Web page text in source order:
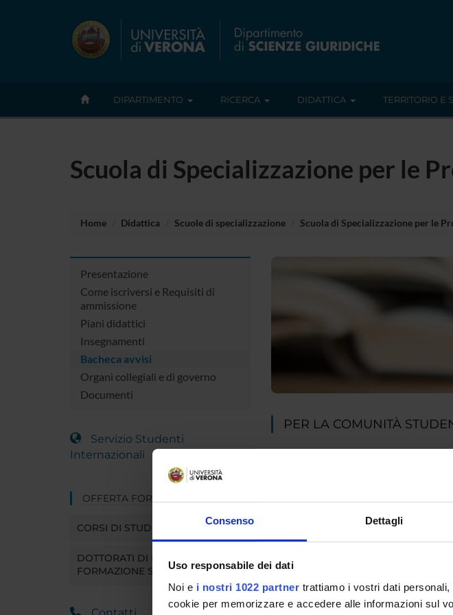
Consenso Dettagli
Uso responsabile dei dati
Noi e i nostri 1022 partner trattiamo i vostri dati
cookie per memorizzare e accedere alle informazioni sul
DIPARTIMENTO RICERCA DIDATTICA TERRITORIO E
Scuola di Specializzazione per le
Home Didattica Scuole di specializzazione Scuola di Specializzazione per le
Presentazione
Come iscriversi e Requisiti di
ammissione
Piani didattici
Insegnamenti
Bacheca avvisi
Organi collegiali e di governo
Documenti
Servizio Studenti
Internazionali
OFFERTA FORMATIVA
CORSI DI STUDIO
DOTTORATI DI RICERCA E
FORMAZIONE SUPERIORE
PER LA COMUNITÀ
Se sei già iscritta/o a un corso di
In questo portale potrai visualizzare
online, gestione della carriera Esse3,
Entra in MyUnivr con le tue
MYUNIVR